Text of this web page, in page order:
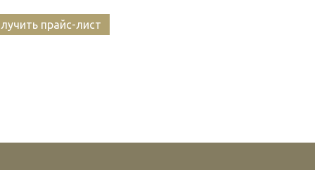
прайс-лист